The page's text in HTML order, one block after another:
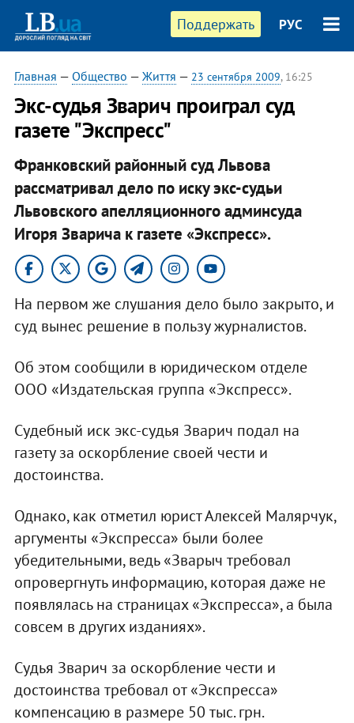
Поддержать РУС
Главная — Общество — Життя — 23 сентября 2009, 16:25
Экс-судья Зварич проиграл суд
газете "Экспресс"
Франковский районный суд Львова
рассматривал дело по иску экс-судьи
Львовского апелляционного админсуда
Игоря Зварича к газете «Экспресс».
На первом же слушания дело было закрыто, и
суд вынес решение в пользу журналистов.
Об этом сообщили в юридическом отделе
ООО «Издательская группа «Экспресс».
Судебный иск экс-судья Зварич подал на
газету за оскорбление своей чести и
достоинства.
Однако, как отметил юрист Алексей Малярчук,
аргументы «Экспресса» были более
убедительными, ведь «Зварыч требовал
опровергнуть информацию, которая даже не
появлялась на страницах «Экспресса», а была
совсем в других изданиях».
Судья Зварич за оскорбление чести и
достоинства требовал от «Экспресса»
компенсацию в размере 50 тыс. грн.